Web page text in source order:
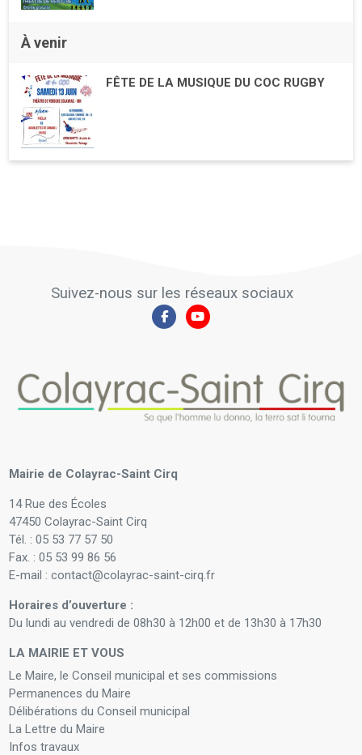
À venir
FÊTE DE LA MUSIQUE DU COC RUGBY
Suivez-nous sur les réseaux sociaux
Mairie de Colayrac-Saint Cirq
14 Rue des Écoles
47450 Colayrac-Saint Cirq
Tél. : 05 53 77 57 50
Fax. : 05 53 99 86 56
E-mail : contact@colayrac-saint-cirq.fr
Horaires d’ouverture :
Du lundi au vendredi de 08h30 à 12h00 et de 13h30 à 17h30
LA MAIRIE ET VOUS
Le Maire, le Conseil municipal et ses commissions
Permanences du Maire
Délibérations du Conseil municipal
La Lettre du Maire
Infos travaux